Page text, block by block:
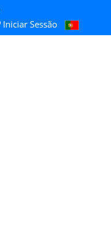
Iniciar Sessão